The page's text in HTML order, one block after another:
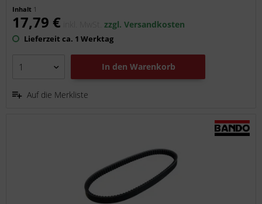
Inhalt 1
17,79 € inkl. MwSt.zzgl. Versandkosten
Lieferzeit ca. 1 Werktag
In den Warenkorb
Auf die Merkliste